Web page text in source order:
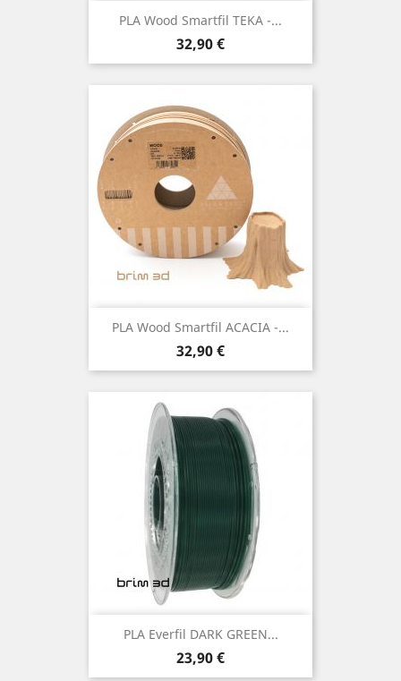
PLA Wood Smartfil TEKA -...
Preço
32,90 €
PLA Wood Smartfil ACACIA -...
Preço
32,90 €
PLA Everfil DARK GREEN...
Preço
23,90 €